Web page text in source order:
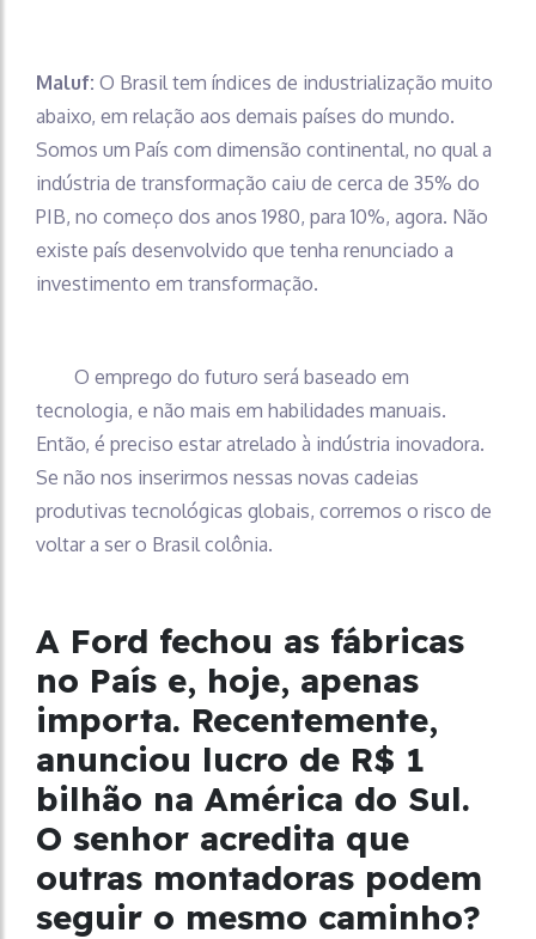
Maluf: O Brasil tem índices de industrialização muito
abaixo, em relação aos demais países do mundo.
Somos um País com dimensão continental, no qual a
indústria de transformação caiu de cerca de 35% do
PIB, no começo dos anos 1980, para 10%, agora. Não
existe país desenvolvido que tenha renunciado a
investimento em transformação.
O emprego do futuro será baseado em
tecnologia, e não mais em habilidades manuais.
Então, é preciso estar atrelado à indústria inovadora.
Se não nos inserirmos nessas novas cadeias
produtivas tecnológicas globais, corremos o risco de
voltar a ser o Brasil colônia.
A Ford fechou as fábricas
no País e, hoje, apenas
importa. Recentemente,
anunciou lucro de R$ 1
bilhão na América do Sul.
O senhor acredita que
outras montadoras podem
seguir o mesmo caminho?